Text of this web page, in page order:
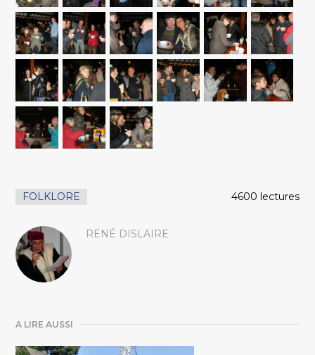
FOLKLORE 4600 lectures
RENÉ DISLAIRE
A LIRE AUSSI